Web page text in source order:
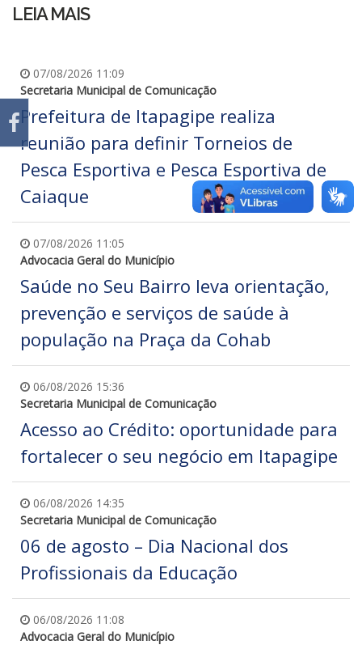
LEIA MAIS
07/08/2026 11:09
Secretaria Municipal de Comunicação
Prefeitura de Itapagipe realiza
reunião para definir Torneios de
Pesca Esportiva e Pesca Esportiva de
Caiaque
07/08/2026 11:05
Advocacia Geral do Município
Saúde no Seu Bairro leva orientação,
prevenção e serviços de saúde à
população na Praça da Cohab
06/08/2026 15:36
Secretaria Municipal de Comunicação
Acesso ao Crédito: oportunidade para
fortalecer o seu negócio em Itapagipe
06/08/2026 14:35
Secretaria Municipal de Comunicação
06 de agosto – Dia Nacional dos
Profissionais da Educação
06/08/2026 11:08
Advocacia Geral do Município